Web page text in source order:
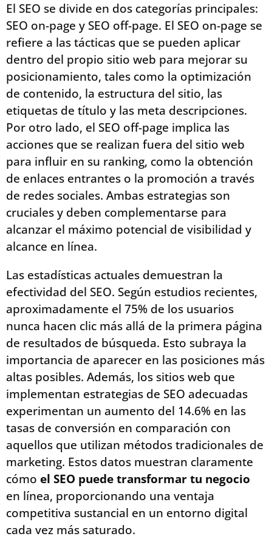
El SEO se divide en dos categorías principales:
SEO on-page y SEO off-page. El SEO on-page se
refiere a las tácticas que se pueden aplicar
dentro del propio sitio web para mejorar su
posicionamiento, tales como la optimización
de contenido, la estructura del sitio, las
etiquetas de título y las meta descripciones.
Por otro lado, el SEO off-page implica las
acciones que se realizan fuera del sitio web
para influir en su ranking, como la obtención
de enlaces entrantes o la promoción a través
de redes sociales. Ambas estrategias son
cruciales y deben complementarse para
alcanzar el máximo potencial de visibilidad y
alcance en línea.
Las estadísticas actuales demuestran la
efectividad del SEO. Según estudios recientes,
aproximadamente el 75% de los usuarios
nunca hacen clic más allá de la primera página
de resultados de búsqueda. Esto subraya la
importancia de aparecer en las posiciones más
altas posibles. Además, los sitios web que
implementan estrategias de SEO adecuadas
experimentan un aumento del 14.6% en las
tasas de conversión en comparación con
aquellos que utilizan métodos tradicionales de
marketing. Estos datos muestran claramente
cómo el SEO puede transformar tu negocio
en línea, proporcionando una ventaja
competitiva sustancial en un entorno digital
cada vez más saturado.